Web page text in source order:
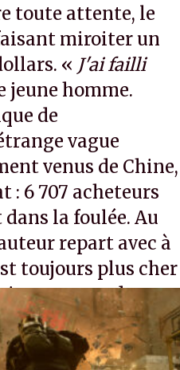
toute attente, le
miroiter un
« J'ai failli
jeune homme.
de
vague
venus de Chine,
: 6 707 acheteurs
la foulée. Au
repart avec à
toujours plus cher
ça apprendra aux
Gabe Newell aussi